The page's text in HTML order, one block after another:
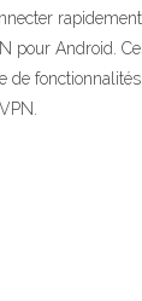
pour Android.
de